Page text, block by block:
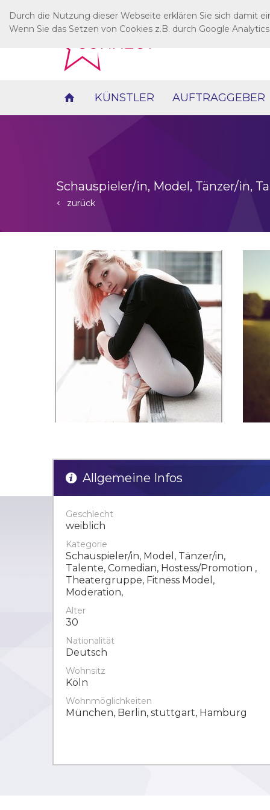
KÜNSTLER AUFTRAGGEBER
zurück
Schauspieler/in, Model, Tänzer/in,
Allgemeine Infos
Geschlecht
weiblich
Kategorie
Schauspieler/in, Model, Tänzer/in,
Talente, Comedian, Hostess/Promotion ,
Theatergruppe, Fitness Model,
Moderation,
Alter
30
Nationalität
Deutsch
Wohnsitz
Köln
Wohnmöglichkeiten
München, Berlin, stuttgart, Hamburg
Durch die Nutzung dieser Webseite erklären Sie sich damit
Wenn Sie das Setzen von Cookies z.B. durch Google